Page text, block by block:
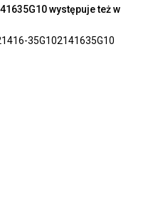
występuje też w
35G102141635G10